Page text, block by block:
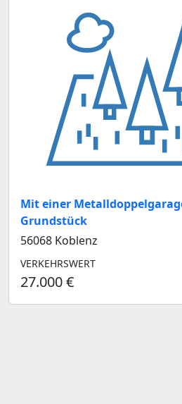
Mit einer
Grundstück
56068 Koblenz
VERKEHRSWERT
27.000 €